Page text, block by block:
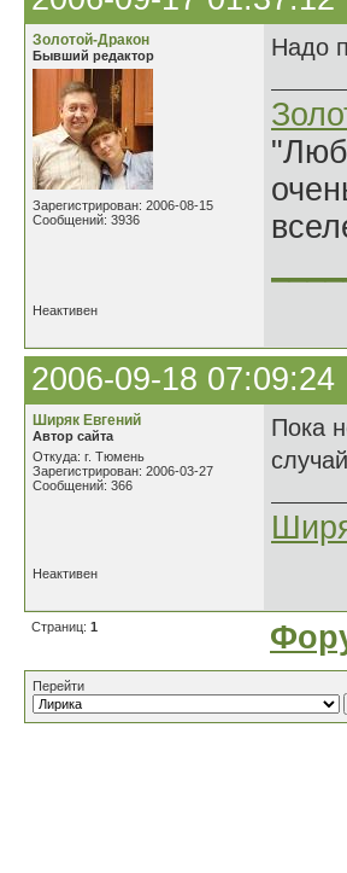
Золотой-Дракон
Бывший редактор
Зарегистрирован: 2006-08-15
Сообщений: 3936
Надо
Неактивен
2006-09-18 07:09:24
Ширяк Евгений
Автор сайта
Откуда: г. Тюмень
Зарегистрирован: 2006-03-27
Сообщений: 366
Пока
Неактивен
Страниц: 1
Перейти